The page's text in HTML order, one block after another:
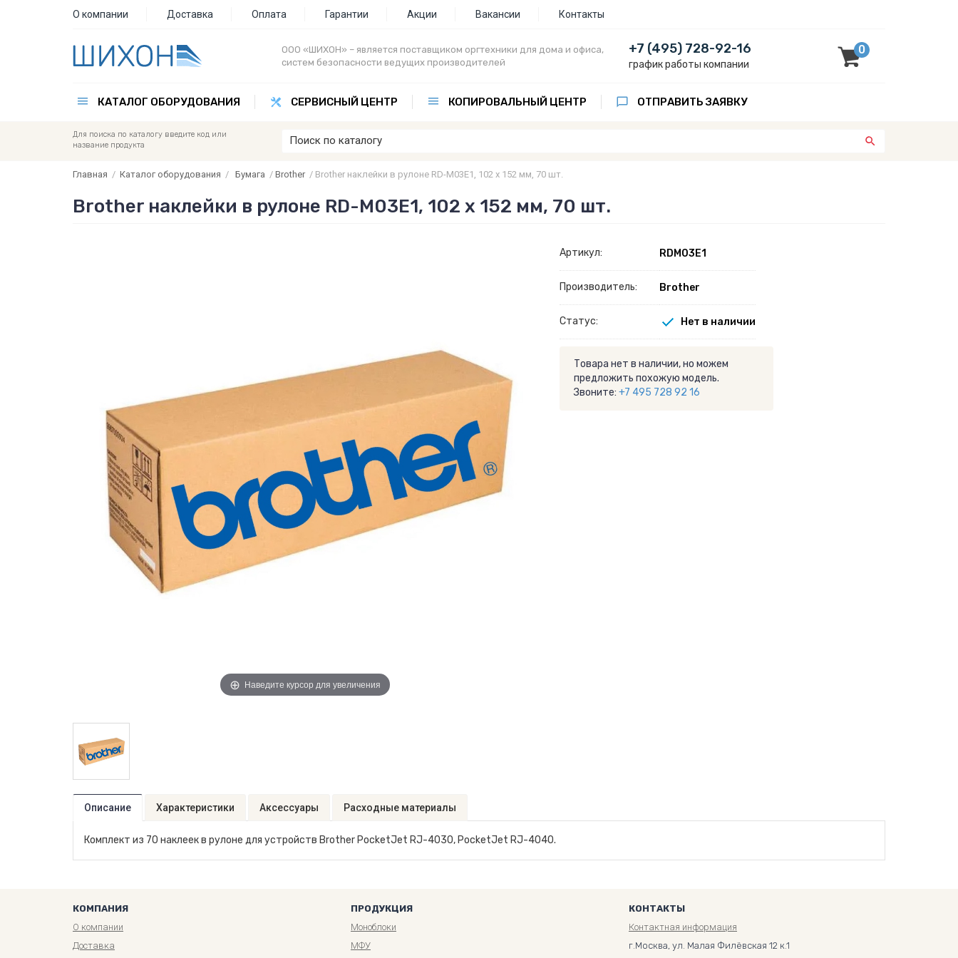
О компании Доставка Оплата Гарантии Акции Вакансии Контакты
ООО «ШИХОН» – является поставщиком оргтехники для дома и офиса,
систем безопасности ведущих производителей
+7 (495) 728-92-16
график работы компании
0
КАТАЛОГ ОБОРУДОВАНИЯ СЕРВИСНЫЙ ЦЕНТР КОПИРОВАЛЬНЫЙ ЦЕНТР ОТПРАВИТЬ ЗАЯВКУ
Для поиска по каталогу введите код или
название продукта
Главная / Каталог оборудования / Бумага / Brother/ Brother наклейки в рулоне RD-M03E1, 102 x 152 мм, 70 шт.
Brother наклейки в рулоне RD-M03E1, 102 x 152 мм, 70 шт.
Наведите курсор для увеличения
Артикул: RDM03E1
Производитель: Brother
Статус: Нет в наличии
Товара нет в наличии, но можем
предложить похожую модель.
Звоните: +7 495 728 92 16
Описание Характеристики Аксессуары Расходные материалы
Комплект из 70 наклеек в рулоне для устройств Brother PocketJet RJ-4030, PocketJet RJ-4040.
КОМПАНИЯ
О компании
Доставка
ПРОДУКЦИЯ
Моноблоки
МФУ
КОНТАКТЫ
Контактная информация
г.Москва, ул. Малая Филёвская 12 к.1